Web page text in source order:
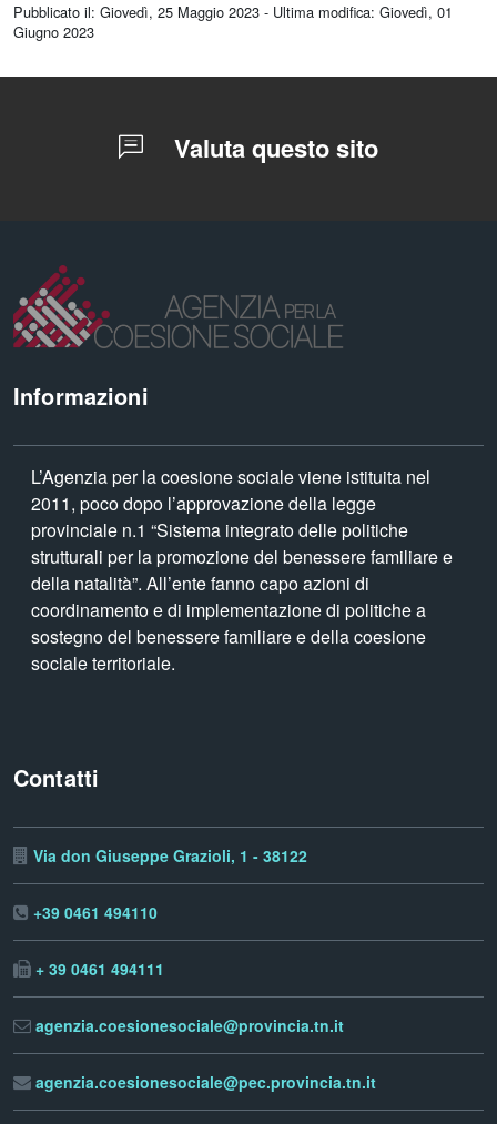
del
contenuto
Pubblicato il: Giovedì, 25 Maggio 2023 - Ultima modifica: Giovedì, 01
Giugno 2023
Valuta questo sito
Informazioni
L’Agenzia per la coesione sociale viene istituita nel
2011, poco dopo l’approvazione della legge
provinciale n.1 “Sistema integrato delle politiche
strutturali per la promozione del benessere familiare e
della natalità”. All’ente fanno capo azioni di
coordinamento e di implementazione di politiche a
sostegno del benessere familiare e della coesione
sociale territoriale.
Contatti
Via don Giuseppe Grazioli, 1 - 38122
+39 0461 494110
+ 39 0461 494111
agenzia.coesionesociale@provincia.tn.it
agenzia.coesionesociale@pec.provincia.tn.it